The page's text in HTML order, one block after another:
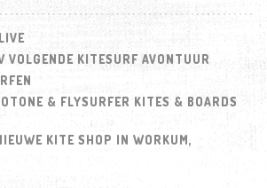
VOLGENDE KITESURF AVONTUUR
& FLYSURFER KITES & BOARDS
KITE SHOP IN WORKUM,